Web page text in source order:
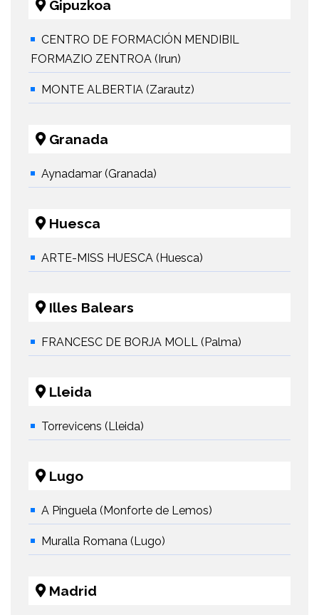
Gipuzkoa
CENTRO DE FORMACIÓN MENDIBIL
FORMAZIO ZENTROA (Irun)
MONTE ALBERTIA (Zarautz)
Granada
Aynadamar (Granada)
Huesca
ARTE-MISS HUESCA (Huesca)
Illes Balears
FRANCESC DE BORJA MOLL (Palma)
Lleida
Torrevicens (Lleida)
Lugo
A Pinguela (Monforte de Lemos)
Muralla Romana (Lugo)
Madrid